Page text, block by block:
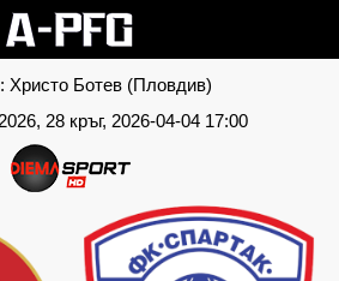
Христо Ботев (Пловдив)
, 28 кръг, 2026-04-04 17:00